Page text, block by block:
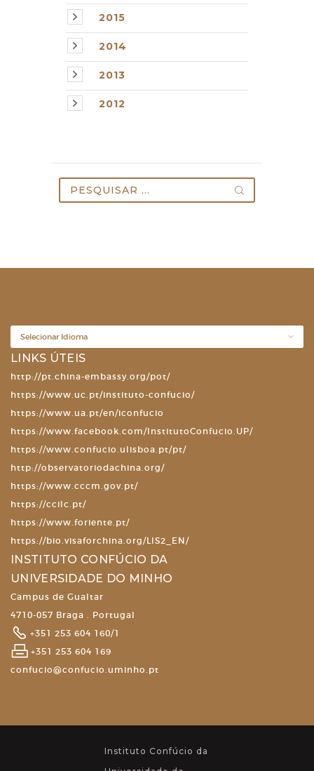
2015
2014
2013
2012
por:
LINKS ÚTEIS
http://pt.china-embassy.org/pot/
https://www.uc.pt/instituto-confucio/
https://www.ua.pt/en/iconfucio
https://www.facebook.com/InstitutoConfucio.UP/
https://www.confucio.ulisboa.pt/pt/
http://observatoriodachina.org/
https://www.cccm.gov.pt/
https://ccilc.pt/
https://www.foriente.pt/
https://bio.visaforchina.org/LIS2_EN/
INSTITUTO CONFÚCIO DA
UNIVERSIDADE DO MINHO
Campus de Gualtar
4710-057 Braga . Portugal
+351 253 604 160/1
+351 253 604 169
confucio@confucio.uminho.pt
Instituto Confúcio da